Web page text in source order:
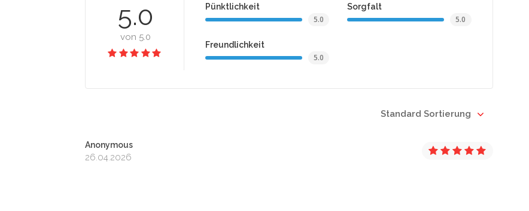
5.0
von 5.0
Pünktlichkeit
5.0
Sorgfalt
5.0
Freundlichkeit
5.0
Standard Sortierung
Anonymous
26.04.2026